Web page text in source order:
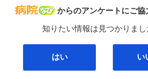
病院なび
からのアンケートにご協
知りたい情報は見つかりま
はい い